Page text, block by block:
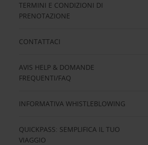
TERMINI E CONDIZIONI DI
PRENOTAZIONE
CONTATTACI
AVIS HELP & DOMANDE
FREQUENTI/FAQ
INFORMATIVA WHISTLEBLOWING
QUICKPASS: SEMPLIFICA IL TUO
VIAGGIO